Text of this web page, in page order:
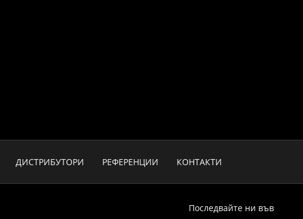
ДИСТРИБУТОРИ РЕФЕРЕНЦИИ КОНТАКТИ
Последвайте ни във